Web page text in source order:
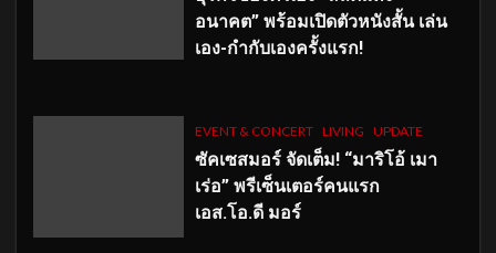
อนาคต” พร้อมเปิดตัวหนังสั้น เล่น
เอง-กำกับเองครั้งแรก!
EVENT & CONCERT LIVING UPDATE
ซัคเซสมอร์ จัดเต็ม! “มาริโอ้ เมา
เร่อ” พรีเซ็นเตอร์คนแรก
เอส.โอ.ดี มอร์